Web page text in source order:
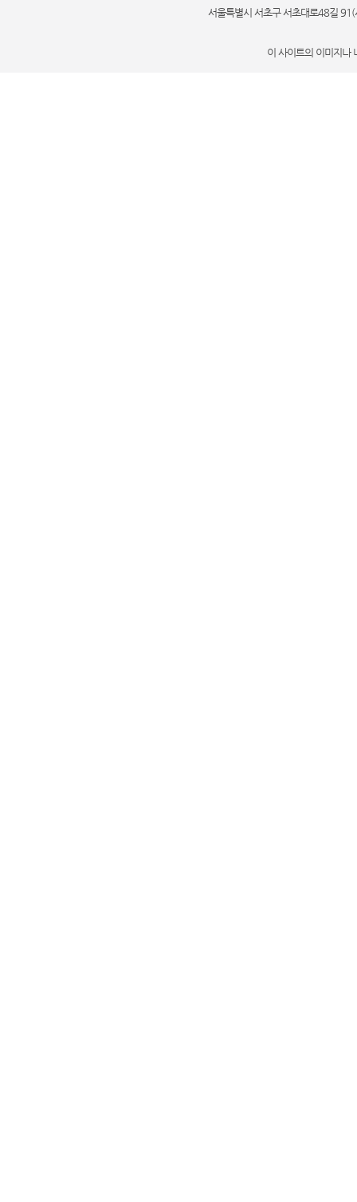
서울특별시 서초구 서초대로48길
이 사이트의 이미지나